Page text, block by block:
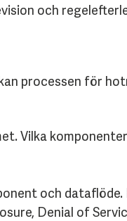
och
processen för
Vilka
och dataflöde.
Denial of